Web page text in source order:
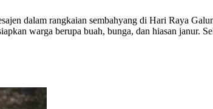
dalam rangkaian sembahyang di Hari Raya
warga berupa buah, bunga, dan hiasan janur.